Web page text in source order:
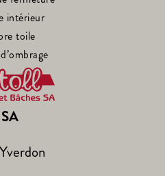
intérieur
toile